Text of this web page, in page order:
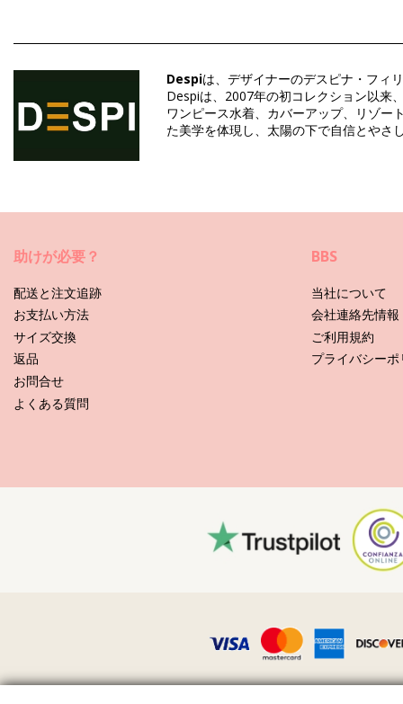
部門: ウィメンズ, ミニドレス
パッケージを含む: 1 x ミニドレス (他の装飾品は含まれていま
HS CODE: 611430
SKU: 1987002792
EAN: S (7899677883107), M (7899677883091), L
サプライヤー参照 : 3439-34
補正された写真
お手入れ方法: Despi Fish Net Tunic Malachite
Despiは、デザイナーのデスピナ・フィ
Despiは、2007年の初コレクション以来
ワンピース水着、カバーアップ、リゾー
た美学を体現し、太陽の下で自信とやさ
助けが必要？
配送と注文追跡
お支払い方法
サイズ交換
返品
お問合せ
よくある質問
BBS
当社について
会社連絡先情報
ご利用規約
プライバシー